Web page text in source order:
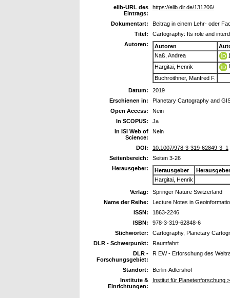
elib-URL des
Eintrags:
https://elib.dlr.de/131206/
Dokumentart:
Beitrag in einem Lehr- oder
Titel:
Cartography: Its role and
Autoren:
Autoren
Naß, Andrea
Hargitai, Henrik
Buchroithner, Manfred F.
Datum:
2019
Erschienen in:
Planetary Cartography and
Open Access:
Nein
In SCOPUS:
Ja
In ISI Web of
Science:
Nein
DOI:
10.1007/978-3-319-62849-3_1
Seitenbereich:
Seiten 3-26
Herausgeber:
Herausgeber
Hargitai, Henrik
Verlag:
Springer Nature Switzerland
Name der Reihe:
Lecture Notes in
ISSN:
1863-2246
ISBN:
978-3-319-62848-6
Stichwörter:
Cartography, Planetary
DLR - Schwerpunkt:
Raumfahrt
DLR -
Forschungsgebiet:
R EW - Erforschung des
Standort:
Berlin-Adlershof
Institute &
Einrichtungen:
Institut für Planetenforschung